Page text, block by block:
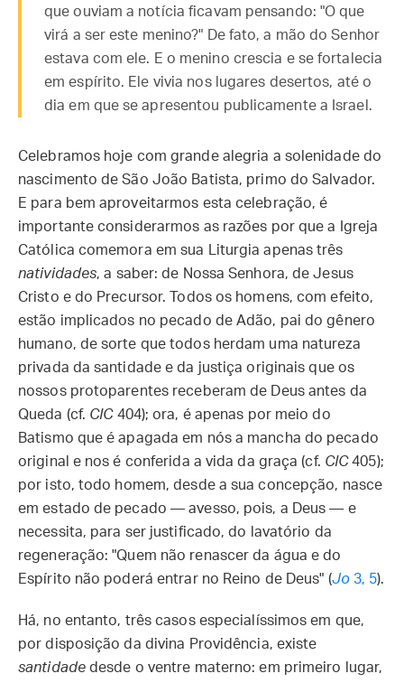
que ouviam a notícia ficavam pensando: "O que
virá a ser este menino?" De fato, a mão do Senhor
estava com ele. E o menino crescia e se fortalecia
em espírito. Ele vivia nos lugares desertos, até o
dia em que se apresentou publicamente a Israel.
Celebramos hoje com grande alegria a solenidade do
nascimento de São João Batista, primo do Salvador.
E para bem aproveitarmos esta celebração, é
importante considerarmos as razões por que a Igreja
Católica comemora em sua Liturgia apenas três
natividades, a saber: de Nossa Senhora, de Jesus
Cristo e do Precursor. Todos os homens, com efeito,
estão implicados no pecado de Adão, pai do gênero
humano, de sorte que todos herdam uma natureza
privada da santidade e da justiça originais que os
nossos protoparentes receberam de Deus antes da
Queda (cf. CIC404); ora, é apenas por meio do
Batismo que é apagada em nós a mancha do pecado
original e nos é conferida a vida da graça (cf. CIC405);
por isto, todo homem, desde a sua concepção, nasce
em estado de pecado — avesso, pois, a Deus — e
necessita, para ser justificado, do lavatório da
regeneração: "Quem não renascer da água e do
Espírito não poderá entrar no Reino de Deus" (Jo3, 5).
Há, no entanto, três casos especialíssimos em que,
por disposição da divina Providência, existe
santidadedesde o ventre materno: em primeiro lugar,